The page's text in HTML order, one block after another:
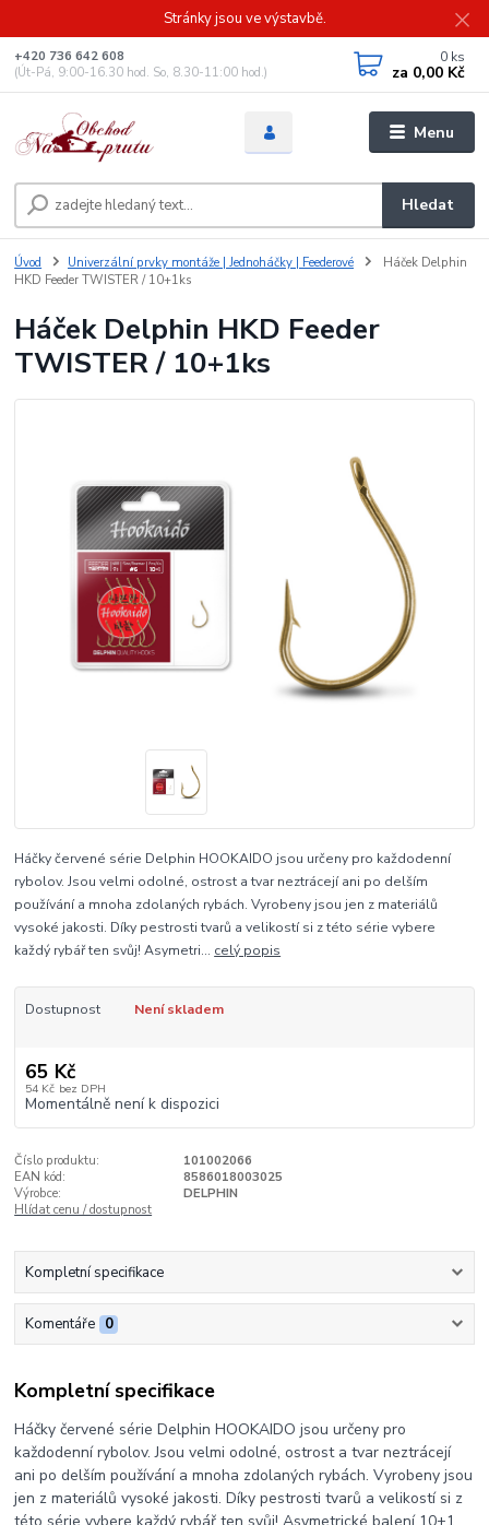
Stránky jsou ve výstavbě.
Menu
Hledat
+420 736 642 608
(Út-Pá, 9:00-16.30 hod. So, 8.30-11:00 hod.)
0 ks
za 0,00 Kč
Úvod Univerzální prvky montáže | Jednoháčky | Feederové
Háček Delphin
HKD Feeder TWISTER / 10+1ks
Háček Delphin HKD Feeder
TWISTER / 10+1ks
Háčky červené série Delphin HOOKAIDO jsou určeny pro každodenní
rybolov. Jsou velmi odolné, ostrost a tvar neztrácejí ani po delším
používání a mnoha zdolaných rybách. Vyrobeny jsou jen z materiálů
vysoké jakosti. Díky pestrosti tvarů a velikostí si z této série vybere
každý rybář ten svůj! Asymetri... celý popis
Dostupnost Není skladem
65 Kč
54 Kč bez DPH
Momentálně není k dispozici
Číslo produktu:
101002066
EAN kód:
8586018003025
Výrobce:
DELPHIN
Hlídat cenu / dostupnost
Kompletní specifikace
Komentáře 0
Kompletní specifikace
Háčky červené série Delphin HOOKAIDO jsou určeny pro
každodenní rybolov. Jsou velmi odolné, ostrost a tvar neztrácejí
ani po delším používání a mnoha zdolaných rybách. Vyrobeny jsou
jen z materiálů vysoké jakosti. Díky pestrosti tvarů a velikostí si z